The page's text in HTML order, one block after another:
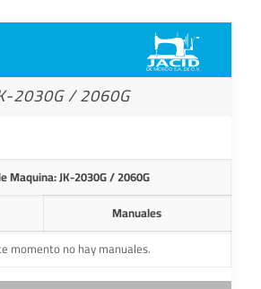
2030G / 2060G
Maquina: JK-2030G / 2060G
Manuales
momento no hay manuales.